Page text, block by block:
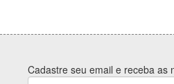
Cadastre seu email e receba as